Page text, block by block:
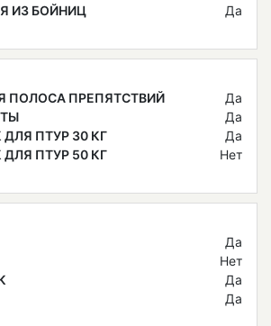
ИЗ БОЙНИЦ
Да
ПОЛОСА ПРЕПЯТСТВИЙ
Да
Да
ПТУР 30 КГ
Да
ПТУР 50 КГ
Нет
Да
Нет
Да
Да